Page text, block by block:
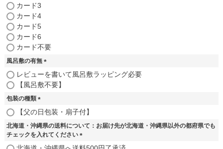
カード3
カード4
カード5
カード6
カード不要
風呂敷の有無
(
必
須
レビューを書いて風呂敷ラッピング必要
【風呂敷不要】
包装の種類
(
須
)
【父の日包装・扇子付】
北海道・沖縄県の送料について：お届け先が北海道・沖縄県以外の都府県でも
チェックを入れてください
(